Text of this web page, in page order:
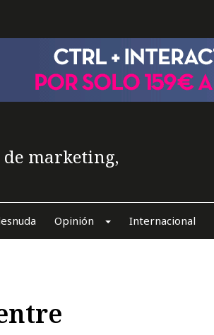
marketing,
Opinión Internacional